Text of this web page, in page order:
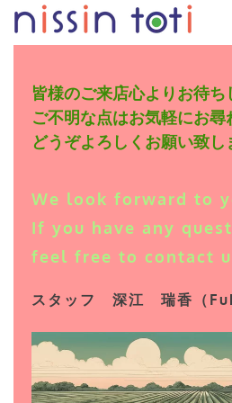
皆様のご来店心よりお待ち
ご不明な点はお気軽にお尋
どうぞよろしくお願い致し
We look forward to
If you have any
feel free to contact
スタッフ 深江 瑞香（